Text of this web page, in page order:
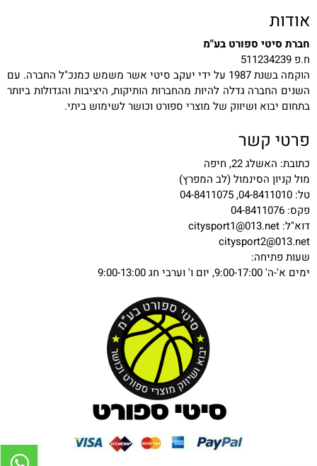
אודות
חברת סיטי ספורט בע"מ
ח.פ 511234239
הוקמה בשנת 1987 על ידי יעקב סיטי אשר משמש כמנכ"ל החברה. עם
השנים החברה גדלה להיות מהחברות הותיקות, היציבות והגדולות ביותר
בתחום יבוא ושיווק של מוצרי ספורט וכושר לשימוש ביתי.
פרטי קשר
כתובת: האשלג 22, חיפה
מול קניון הסינמול (לב המפרץ)
טל: 04-8411010, 04-8411075
פקס: 04-8411076
דוא"ל: citysport1@013.net
citysport2@013.net
שעות פתיחה:
ימים א'-ה' 9:00-17:00, יום ו' וערבי חג 9:00-13:00